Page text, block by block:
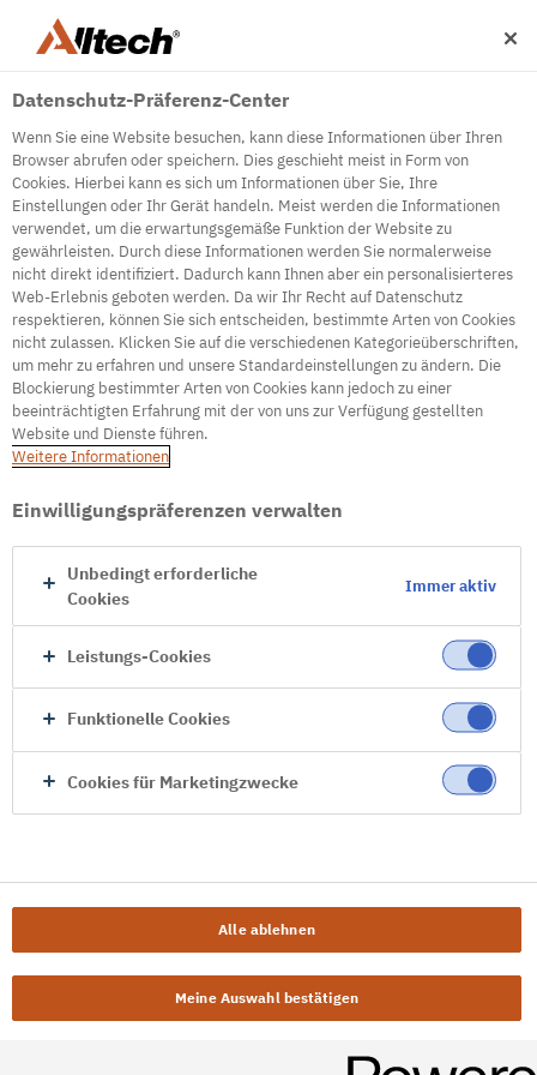
500
Internal Error Server
It seems we're experiencing some technical
difficulties. Try refreshing the page or go to the
homepage
Go to Homepage
Datenschutz-Präferenz-Center
Wenn Sie eine Website besuchen, kann diese Informationen über Ihren
Browser abrufen oder speichern. Dies geschieht meist in Form von
Cookies. Hierbei kann es sich um Informationen über Sie, Ihre
Einstellungen oder Ihr Gerät handeln. Meist werden die Informationen
verwendet, um die erwartungsgemäße Funktion der Website zu
gewährleisten. Durch diese Informationen werden Sie normalerweise
nicht direkt identifiziert. Dadurch kann Ihnen aber ein personalisierteres
Web-Erlebnis geboten werden. Da wir Ihr Recht auf Datenschutz
respektieren, können Sie sich entscheiden, bestimmte Arten von Cookies
nicht zulassen. Klicken Sie auf die verschiedenen Kategorieüberschriften,
um mehr zu erfahren und unsere Standardeinstellungen zu ändern. Die
Blockierung bestimmter Arten von Cookies kann jedoch zu einer
beeinträchtigten Erfahrung mit der von uns zur Verfügung gestellten
Website und Dienste führen.
Weitere Informationen
Einwilligungspräferenzen verwalten
Unbedingt erforderliche
Cookies
Immer aktiv
Leistungs-Cookies
Funktionelle Cookies
Cookies für Marketingzwecke
Alle ablehnen
Meine Auswahl bestätigen